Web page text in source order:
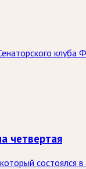
клуба
четвертая